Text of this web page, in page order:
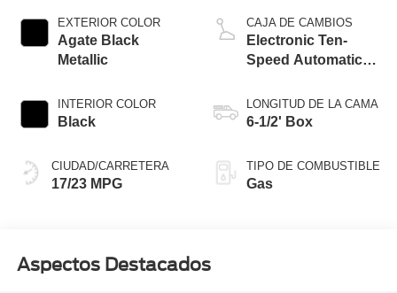
EXTERIOR COLOR
Agate Black
Metallic
INTERIOR COLOR
Black
CIUDAD/CARRETERA
17/23 MPG
Technology
CAJA DE CAMBIOS
Electronic Ten-
Speed Automatic
LONGITUD DE LA CAMA
6-1/2' Box
TIPO DE COMBUSTIBLE
Gas
Aspectos Destacados